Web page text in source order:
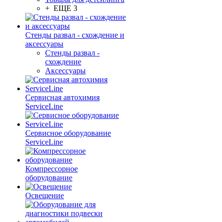
+ ЕЩЕ 3
Стенды развал - схождение и
аксессуары
Стенды развал -
схождение
Аксессуары
Сервисная автохимия
ServiceLine
Сервисное оборудование
ServiceLine
Компрессорное
оборудование
Освещение